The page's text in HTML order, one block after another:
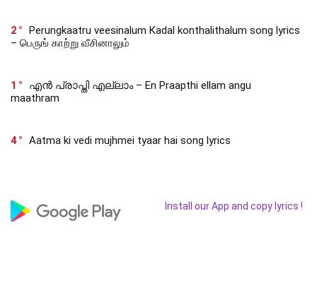
2
Perungkaatru veesinalum Kadal konthalithalum song lyrics
– பெருங் காற்று வீசினாலும்
1
എൻ പ്രാപ്തി എല്ലാം – En Praapthi ellam angu
maathram
4 Aatma ki vedi mujhmei tyaar hai song lyrics
Install our App and copy lyrics !